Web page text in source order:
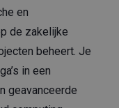
en
de zakelijke
beheert. Je
in een
geavanceerde